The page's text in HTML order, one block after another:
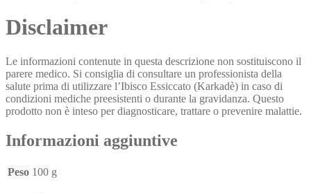
Disclaimer
Le informazioni contenute in questa descrizione non sostituiscono il
parere medico. Si consiglia di consultare un professionista della
salute prima di utilizzare l’Ibisco Essiccato (Karkadè) in caso di
condizioni mediche preesistenti o durante la gravidanza. Questo
prodotto non è inteso per diagnosticare, trattare o prevenire malattie.
Informazioni aggiuntive
Peso 100 g